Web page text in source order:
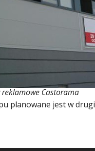
reklamowe Castorama
planowane jest w